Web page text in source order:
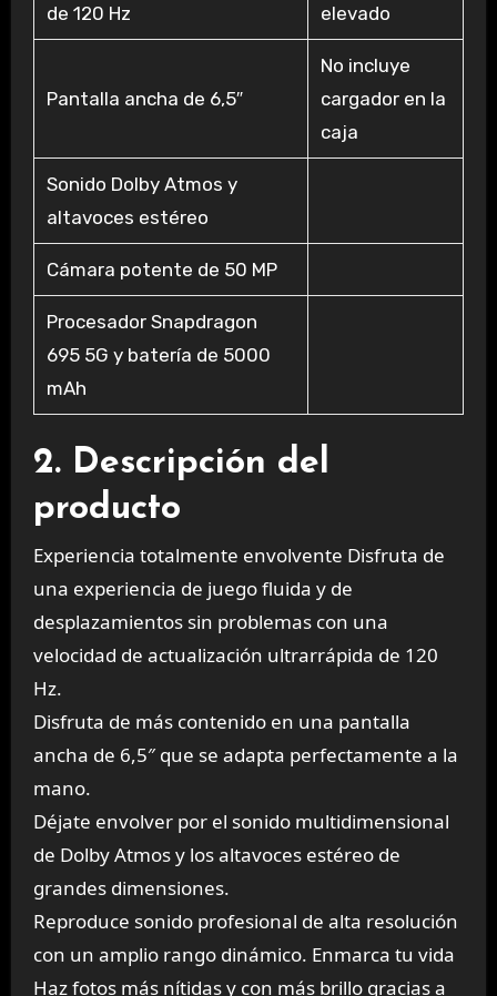
de 120 Hz
elevado
Pantalla ancha de 6,5″
No incluye
cargador en la
caja
Sonido Dolby Atmos y
altavoces estéreo
Cámara potente de 50 MP
Procesador Snapdragon
695 5G y batería de 5000
mAh
2. Descripción del
producto
Experiencia totalmente envolvente Disfruta de
una experiencia de juego fluida y de
desplazamientos sin problemas con una
velocidad de actualización ultrarrápida de 120
Hz.
Disfruta de más contenido en una pantalla
ancha de 6,5″que se adapta perfectamente a la
mano.
Déjate envolver por el sonido multidimensional
de Dolby Atmosy los altavoces estéreo de
grandes dimensiones.
Reproduce sonido profesional de alta resolución
con un amplio rango dinámico. Enmarca tu vida
Haz fotos más nítidas y con más brillo gracias a